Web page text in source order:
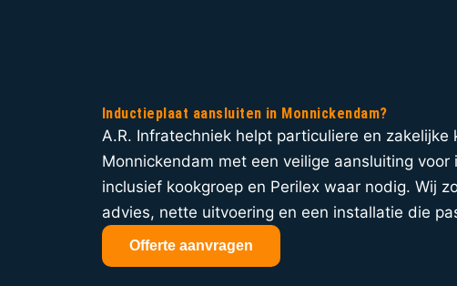
Inductieplaat aansluiten in Monnickendam?
A.R. Infratechniek helpt particuliere en zakelijke
Monnickendam met een veilige aansluiting voor
inclusief kookgroep en Perilex waar nodig. Wij
advies, nette uitvoering en een installatie die
Offerte aanvragen